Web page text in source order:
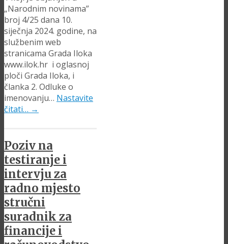
„Narodnim novinama”
broj 4/25 dana 10.
siječnja 2024. godine, na
službenim web
stranicama Grada Iloka
www.ilok.hr i oglasnoj
ploči Grada Iloka, i
članka 2. Odluke o
imenovanju… Nastavite
čitati… →
Poziv na
testiranje i
intervju za
radno mjesto
stručni
suradnik za
financije i